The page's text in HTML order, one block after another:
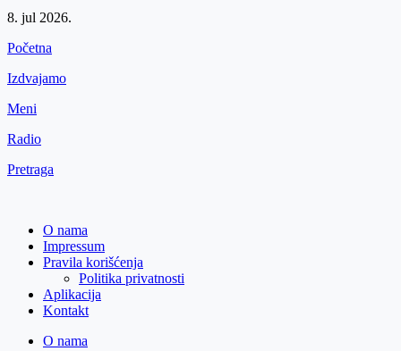
8. jul 2026.
Početna
Izdvajamo
Meni
Radio
Pretraga
O nama
Impressum
Pravila korišćenja
Politika privatnosti
Aplikacija
Kontakt
O nama